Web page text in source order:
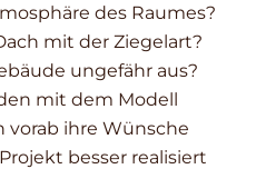
des Raumes?
mit der Ziegelart?
ungefähr aus?
mit dem Modell
ihre Wünsche
besser realisiert